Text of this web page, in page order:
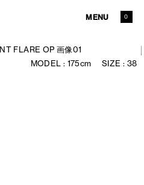
MENU 0
175cm 38